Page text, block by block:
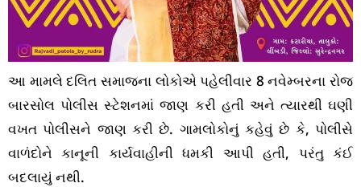
આ મામલે દલિત સમાજના લોકોએ પહેલીવાર 8 નવેમ્બરના રોજ
બારસોલ પોલીસ સ્ટેશનમાં જાણ કરી હતી અને ત્યારથી ઘણી
વખત પોલીસને જાણ કરી છે. ગામલોકોનું કહેવું છે કે, પોલીસે
વાળંદોને કાનૂની કાર્યવાહીની ધમકી આપી હતી, પરંતુ કંઈ
બદલાયું નથી.